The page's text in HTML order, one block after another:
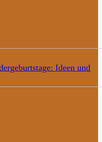
Ideen und